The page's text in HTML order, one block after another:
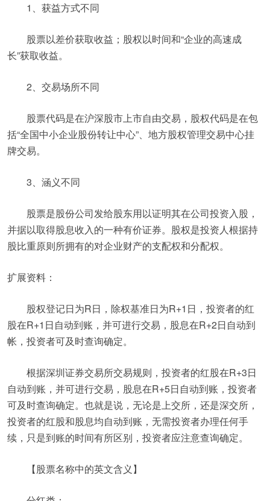
1、获益方式不同
股票以差价获取收益；股权以时间和“企业的高速成
长”获取收益。
2、交易场所不同
股票代码是在沪深股市上市自由交易，股权代码是在包
括“全国中小企业股份转让中心”、地方股权管理交易中心挂
牌交易。
3、涵义不同
股票是股份公司发给股东用以证明其在公司投资入股，
并据以取得股息收入的一种有价证券。股权是投资人根据持
股比重原则所拥有的对企业财产的支配权和分配权。
扩展资料：
股权登记日为R日，除权基准日为R+1日，投资者的红
股在R+1日自动到账，并可进行交易，股息在R+2日自动到
帐，投资者可及时查询确定。
根据深圳证券交易所交易规则，投资者的红股在R+3日
自动到账，并可进行交易，股息在R+5日自动到账，投资者
可及时查询确定。也就是说，无论是上交所，还是深交所，
投资者的红股和股息均自动到账，无需投资者办理任何手
续，只是到账的时间有所区别，投资者应注意查询确定。
【股票名称中的英文含义】